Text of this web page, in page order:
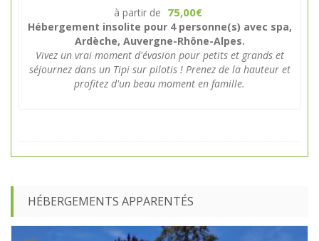
à partir de 75,00€
Hébergement insolite pour 4 personne(s) avec spa,
Ardèche, Auvergne-Rhône-Alpes.
Vivez un vrai moment d'évasion pour petits et grands et
séjournez dans un Tipi sur pilotis ! Prenez de la hauteur et
profitez d'un beau moment en famille.
HÉBERGEMENTS APPARENTÉS